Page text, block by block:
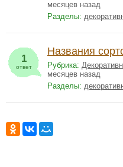
месяцев назад
Разделы:
1
ответ
Названия
Рубрика:
месяцев назад
Разделы: